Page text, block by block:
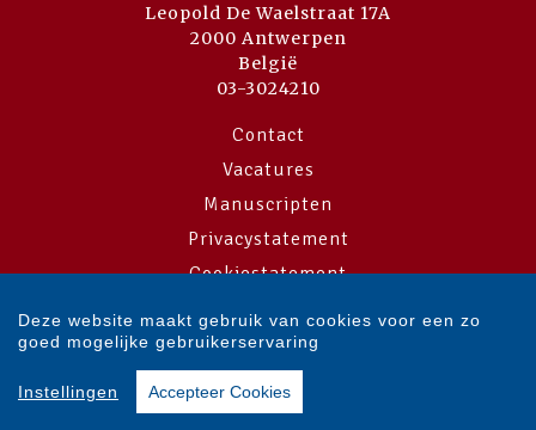
Leopold De Waelstraat 17A
2000 Antwerpen
België
03-3024210
Contact
Vacatures
Manuscripten
Privacystatement
Cookiestatement
Cookie-instellingen
Copyright © 2007-2026 Overamstel Uitgevers - Alle rechten voorbehouden
- Ontwerp door
Deze website maakt gebruik van cookies voor een zo
goed mogelijke gebruikerservaring
Instellingen Accepteer Cookies